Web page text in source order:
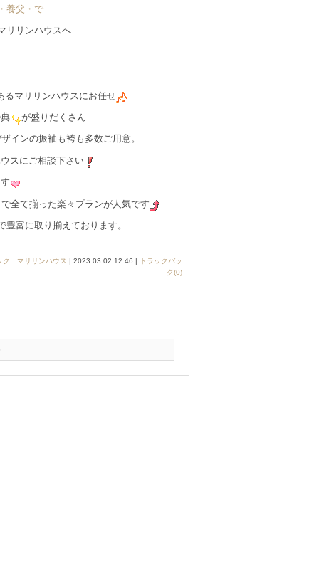
養父・で゙
リリンハウスへ
るマリリンハウスにお任せ
が盛りだくさん
インの振袖も袴も多数ご用意。
スにご相談下さい
全て揃った楽々プランが人気です
富に取り揃えております。
ク マリリンハウス | 2023.03.02 12:46 |
トラックバッ
ク(0)